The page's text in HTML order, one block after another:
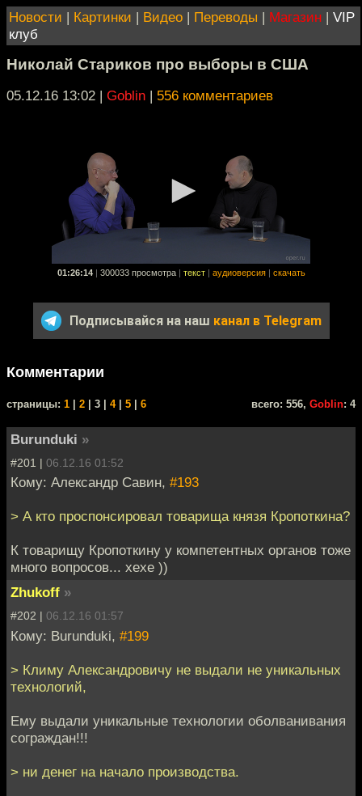
Новости | Картинки | Видео | Переводы | Магазин | VIP
клуб
Николай Стариков про выборы в США
05.12.16 13:02 | Goblin | 556 комментариев
01:26:14 300033 просмотра текст аудиоверсия скачать
Подписывайся на наш канал в Telegram
Комментарии
cтраницы: 1 2 | 3 | 4| 5 6 всего: 556, Goblin: 4
Burunduki »
#201 | 06.12.16 01:52
Кому: Александр Савин, #193
> А кто проспонсировал товарища князя Кропоткина?
К товарищу Кропоткину у компетентных органов тоже
много вопросов... хехе ))
Zhukoff »
#202 | 06.12.16 01:57
Кому: Burunduki, #199
> Климу Александровичу не выдали не уникальных
технологий,
Ему выдали уникальные технологии оболванивания
сограждан!!!
> ни денег на начало производства.